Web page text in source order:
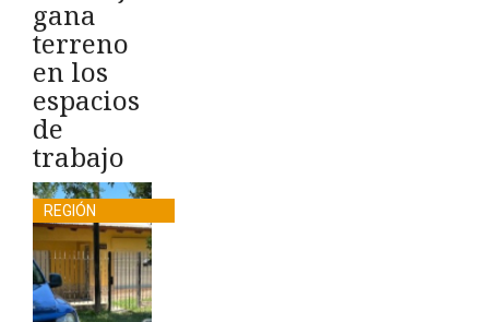
gana
terreno
en los
espacios
de
trabajo
REGIÓN